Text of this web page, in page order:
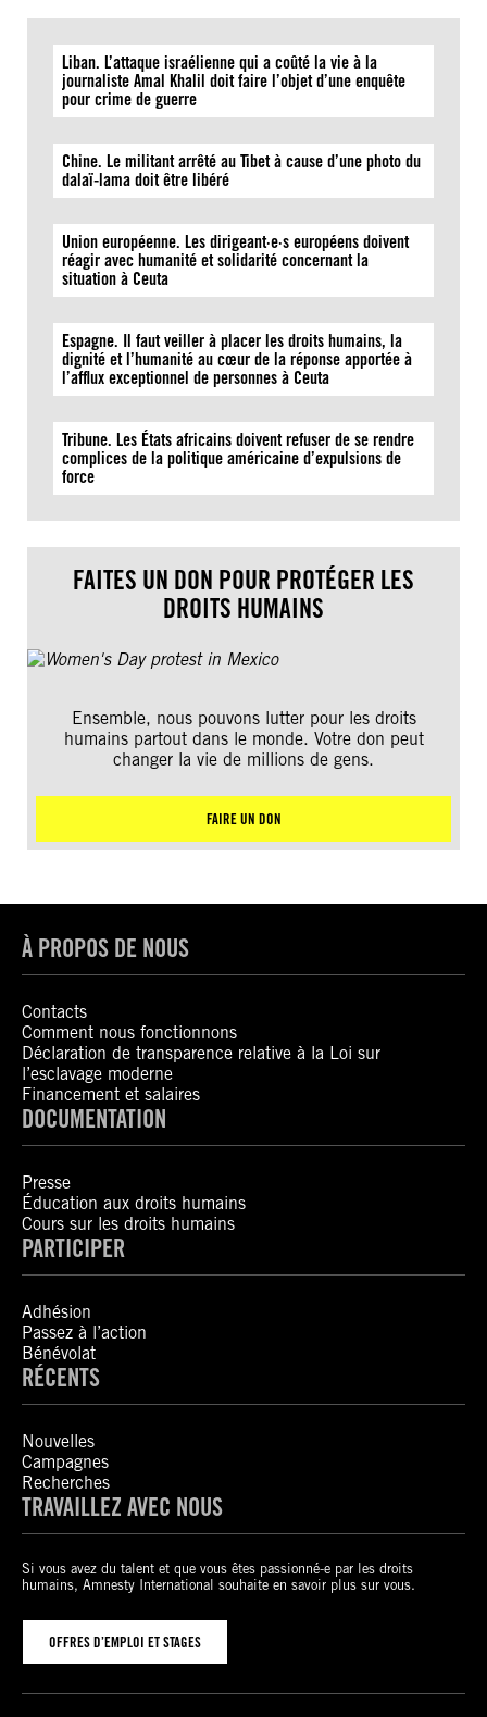
Liban. L’attaque israélienne qui a coûté la vie à la
journaliste Amal Khalil doit faire l’objet d’une enquête
pour crime de guerre
Chine. Le militant arrêté au Tibet à cause d’une photo du
dalaï-lama doit être libéré
Union européenne. Les dirigeant·e·s européens doivent
réagir avec humanité et solidarité concernant la
situation à Ceuta
Espagne. Il faut veiller à placer les droits humains, la
dignité et l’humanité au cœur de la réponse apportée à
l’afflux exceptionnel de personnes à Ceuta
Tribune. Les États africains doivent refuser de se rendre
complices de la politique américaine d’expulsions de
force
FAITES UN DON POUR PROTÉGER LES
DROITS HUMAINS
Ensemble, nous pouvons lutter pour les droits
humains partout dans le monde. Votre don peut
changer la vie de millions de gens.
FAIRE UN DON
À PROPOS DE NOUS
Contacts
Comment nous fonctionnons
Déclaration de transparence relative à la Loi sur
l’esclavage moderne
Financement et salaires
DOCUMENTATION
Presse
Éducation aux droits humains
Cours sur les droits humains
PARTICIPER
Adhésion
Passez à l’action
Bénévolat
RÉCENTS
Nouvelles
Campagnes
Recherches
TRAVAILLEZ AVEC NOUS
Si vous avez du talent et que vous êtes passionné-e par les droits
humains, Amnesty International souhaite en savoir plus sur vous.
OFFRES D’EMPLOI ET STAGES